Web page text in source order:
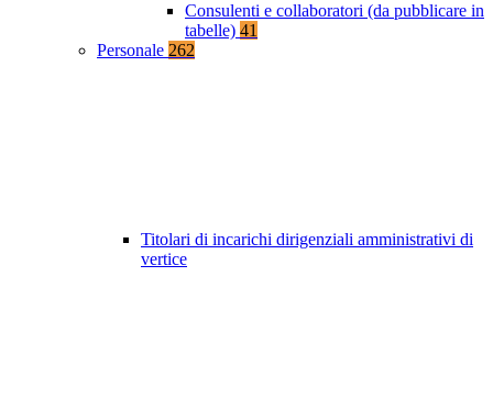
Consulenti e collaboratori (da pubblicare in
tabelle) 41
Personale 262
Titolari di incarichi dirigenziali amministrativi di
vertice